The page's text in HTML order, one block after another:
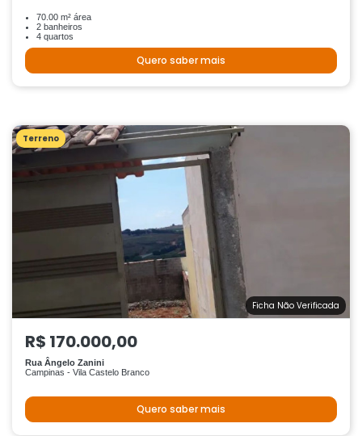
70.00 m² área
2 banheiros
4 quartos
Quero saber mais
Terreno
Ficha Não Verificada
R$ 170.000,00
Rua Ângelo Zanini
Campinas - Vila Castelo Branco
Quero saber mais